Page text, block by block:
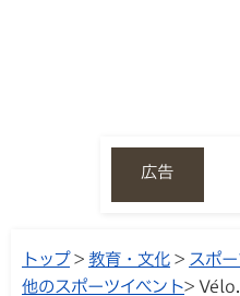
広告
トップ> 教育・文化 > スポ
他のスポーツイベント>